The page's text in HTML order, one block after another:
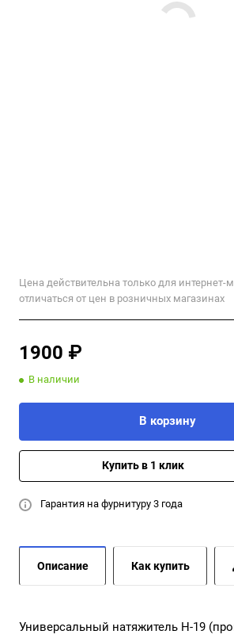
Цена действительна только для интернет-
отличаться от цен в розничных магазинах
1900 ₽
В наличии
В корзину
Купить в 1 клик
Гарантия на фурнитуру 3 года
Описание Как купить
Универсальный натяжитель Н-19